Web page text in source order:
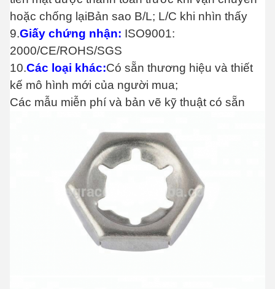
hoặc chống lạiBản sao B/L; L/C khi nhìn thấy
9.Giấy chứng nhận: ISO9001:
2000/CE/ROHS/SGS
10.Các loại khác:Có sẵn thương hiệu và thiết
kế mô hình mới của người mua;
Các mẫu miễn phí và bản vẽ kỹ thuật có sẵn